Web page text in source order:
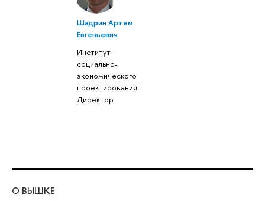
Шадрин Артем
Евгеньевич
Институт
социально-
экономического
проектирования:
Директор
О ВЫШКЕ